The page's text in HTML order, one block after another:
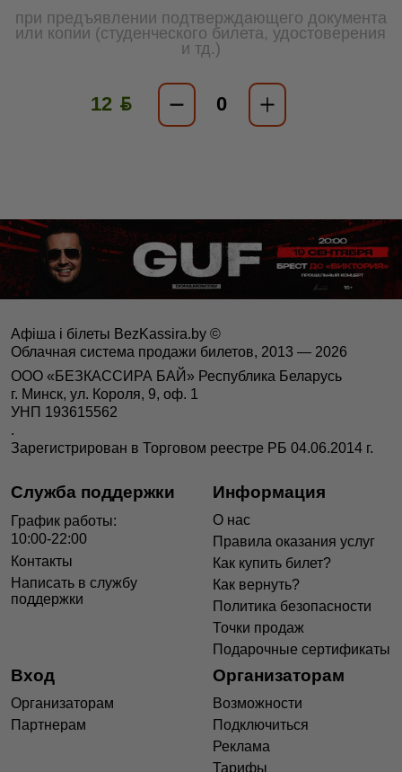
при предъявлении подтверждающего документа
или копии (студенческого билета, удостоверения
и тд.)
12 ƃ
Афіша і білеты BezKassira.by ©
Облачная система продажи билетов, 2013 — 2026
ООО «БЕЗКАССИРА БАЙ» Республика Беларусь
г. Минск, ул. Короля, 9, оф. 1
УНП 193615562
.
Зарегистрирован в Торговом реестре РБ 04.06.2014 г.
Служба поддержки
График работы:
10:00-22:00
Контакты
Написать в службу
поддержки
Информация
О нас
Правила оказания услуг
Как купить билет?
Как вернуть?
Политика безопасности
Точки продаж
Подарочные сертификаты
Вход
Организаторам
Партнерам
Организаторам
Возможности
Подключиться
Реклама
Тарифы